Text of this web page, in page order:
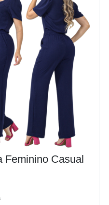
Feminino Casual